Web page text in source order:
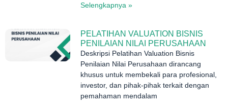
Selengkapnya »
PELATIHAN VALUATION BISNIS
PENILAIAN NILAI PERUSAHAAN
Deskripsi Pelatihan Valuation Bisnis
Penilaian Nilai Perusahaan dirancang
khusus untuk membekali para profesional,
investor, dan pihak-pihak terkait dengan
pemahaman mendalam